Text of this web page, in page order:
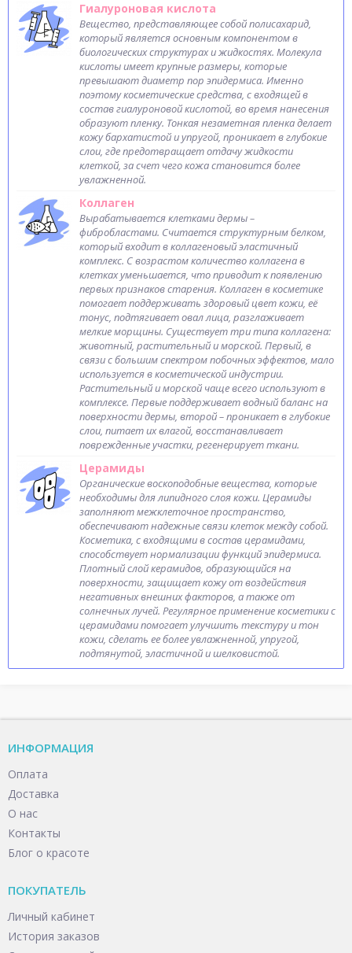
Гиалуроновая кислота
Вещество, представляющее собой полисахарид,
который является основным компонентом в
биологических структурах и жидкостях. Молекула
кислоты имеет крупные размеры, которые
превышают диаметр пор эпидермиса. Именно
поэтому косметические средства, с входящей в
состав гиалуроновой кислотой, во время нанесения
образуют пленку. Тонкая незаметная пленка делает
кожу бархатистой и упругой, проникает в глубокие
слои, где предотвращает отдачу жидкости
клеткой, за счет чего кожа становится более
увлажненной.
Коллаген
Вырабатывается клетками дермы –
фибробластами. Считается структурным белком,
который входит в коллагеновый эластичный
комплекс. С возрастом количество коллагена в
клетках уменьшается, что приводит к появлению
первых признаков старения. Коллаген в косметике
помогает поддерживать здоровый цвет кожи, её
тонус, подтягивает овал лица, разглаживает
мелкие морщины. Существует три типа коллагена:
животный, растительный и морской. Первый, в
связи с большим спектром побочных эффектов, мало
используется в косметической индустрии.
Растительный и морской чаще всего используют в
комплексе. Первые поддерживает водный баланс на
поверхности дермы, второй – проникает в глубокие
слои, питает их влагой, восстанавливает
поврежденные участки, регенерирует ткани.
Церамиды
Органические воскоподобные вещества, которые
необходимы для липидного слоя кожи. Церамиды
заполняют межклеточное пространство,
обеспечивают надежные связи клеток между собой.
Косметика, с входящими в состав церамидами,
способствует нормализации функций эпидермиса.
Плотный слой керамидов, образующийся на
поверхности, защищает кожу от воздействия
негативных внешних факторов, а также от
солнечных лучей. Регулярное применение косметики с
церамидами помогает улучшить текстуру и тон
кожи, сделать ее более увлажненной, упругой,
подтянутой, эластичной и шелковистой.
ИНФОРМАЦИЯ
Оплата
Доставка
О нас
Контакты
Блог о красоте
ПОКУПАТЕЛЬ
Личный кабинет
История заказов